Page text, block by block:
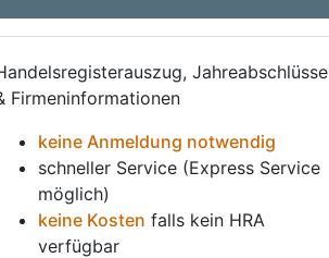
Jahreabschlüsse
Firmeninformationen
keine Anmeldung notwendig
schneller Service (Express Service
möglich)
keine Kosten falls kein HRA
verfügbar